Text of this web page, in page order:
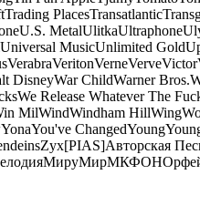
Trading PlacesTransatlantic
U.S. MetalUlitkaUltraphone
Universal MusicUnlimited Gold
VerabraVeritonVerneVerveVictor
DisneyWar ChildWarner Bros.
We Release Whatever The
MilWindWindham HillWing
YonaYou've ChangedYoung
Zyx[PIAS]Авторская
МируМирМКФОН